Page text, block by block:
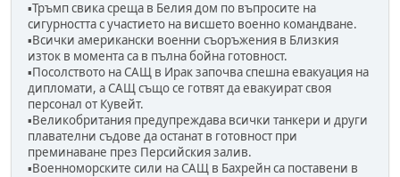
▪️Тръмп свика среща в Белия дом по въпросите на
сигурността с участието на висшето военно командване.
▪️Всички американски военни съоръжения в Близкия
изток в момента са в пълна бойна готовност.
▪️Посолството на САЩ в Ирак започва спешна евакуация на
дипломати, а САЩ също се готвят да евакуират своя
персонал от Кувейт.
▪️Великобритания предупреждава всички танкери и други
плавателни съдове да останат в готовност при
преминаване през Персийския залив.
▪️Военноморските сили на САЩ в Бахрейн са поставени в